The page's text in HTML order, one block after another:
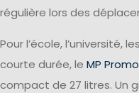
régulière lors des
Pour l’école, l’université,
courte durée, le MP
compact de 27 litres. Un